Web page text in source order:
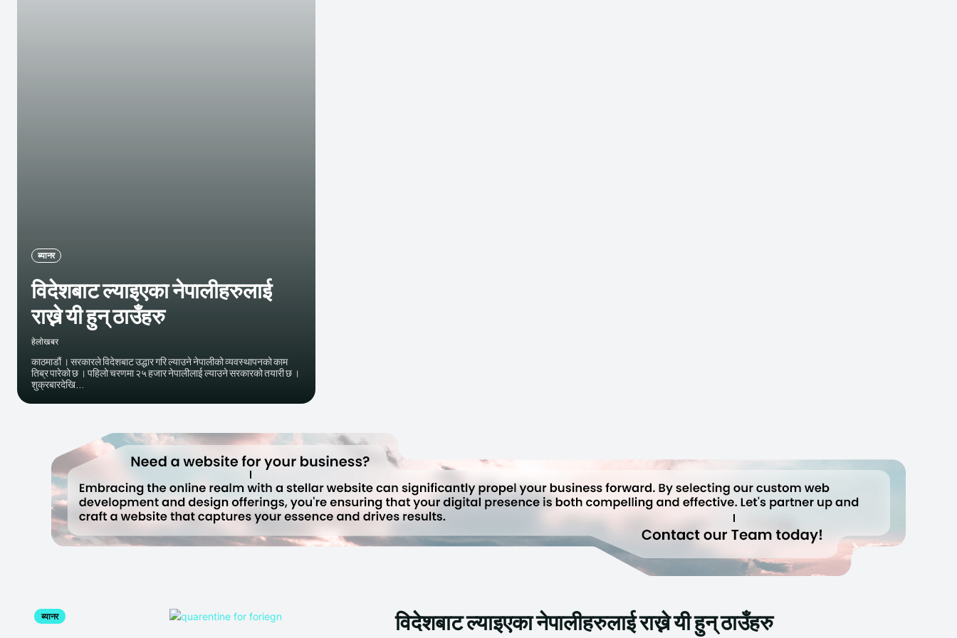
ब्यानर
विदेशबाट ल्याइएका नेपालीहरुलाई
राख्ने यी हुन् ठाउँहरु
हेलाेखबर
काठमाडौं । सरकारले विदेशबाट उद्धार गरि ल्याउने नेपालीको व्यवस्थापनको काम
तिब्र पारेको छ । पहिलो चरणमा २५ हजार नेपालीलाई ल्याउने सरकारको तयारी छ ।
शुक्रबारदेखि...
ब्यानर विदेशबाट ल्याइएका नेपालीहरुलाई राख्ने यी हुन् ठाउँहरु